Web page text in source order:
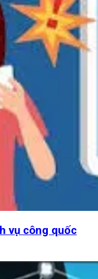
vụ công quốc